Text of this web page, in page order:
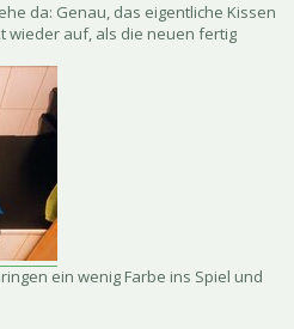
da: Genau, das eigentliche Kissen
wieder auf, als die neuen fertig
ein wenig Farbe ins Spiel und